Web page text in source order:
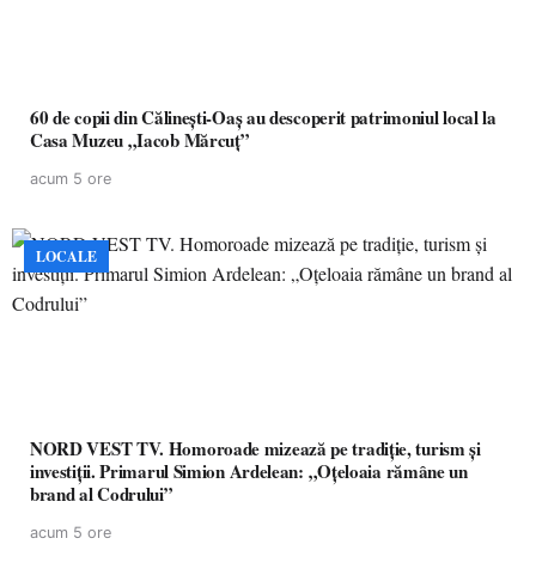
60 de copii din Călinești-Oaș au descoperit patrimoniul local la
Casa Muzeu „Iacob Mărcuț”
acum 5 ore
LOCALE
NORD VEST TV. Homoroade mizează pe tradiție, turism și
investiții. Primarul Simion Ardelean: „Oțeloaia rămâne un
brand al Codrului”
acum 5 ore